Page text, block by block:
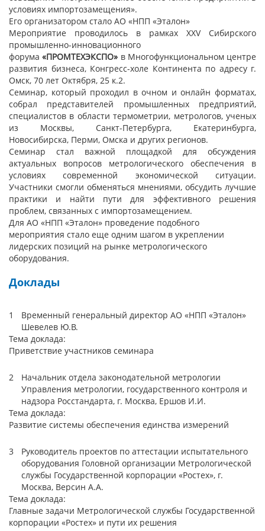
условиях импортозамещения».
Его организатором стало АО «НПП «Эталон»
Мероприятие проводилось в рамках XXV Сибирского
промышленно-инновационного
форума«ПРОМТЕХЭКСПО» в Многофункциональном центре
развития бизнеса, Конгресс-холе Континента по адресу г.
Омск, 70 лет Октября, 25 к.2.
Семинар, который проходил в очном и онлайн форматах,
собрал представителей промышленных предприятий,
специалистов в области термометрии, метрологов, ученых
из Москвы, Санкт-Петербурга, Екатеринбурга,
Новосибирска, Перми, Омска и других регионов.
Семинар стал важной площадкой для обсуждения
актуальных вопросов метрологического обеспечения в
условиях современной экономической ситуации.
Участники смогли обменяться мнениями, обсудить лучшие
практики и найти пути для эффективного решения
проблем, связанных с импортозамещением.
Для АО «НПП «Эталон» проведение подобного
мероприятия стало еще одним шагом в укреплении
лидерских позиций на рынке метрологического
оборудования.
Доклады
1
Временный генеральный директор АО «НПП «Эталон»
Шевелев Ю.В.
Тема доклада:
Приветствие участников семинара
2
Начальник отдела законодательной метрологии
Управления метрологии, государственного контроля и
надзора Росстандарта, г. Москва, Ершов И.И.
Тема доклада:
Развитие системы обеспечения единства измерений
3
Руководитель проектов по аттестации испытательного
оборудования Головной организации Метрологической
службы Государственной корпорации «Ростех», г.
Москва, Версин А.А.
Тема доклада:
Главные задачи Метрологической службы Государственной
корпорации «Ростех» и пути их решения